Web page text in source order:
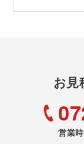
お見
営業